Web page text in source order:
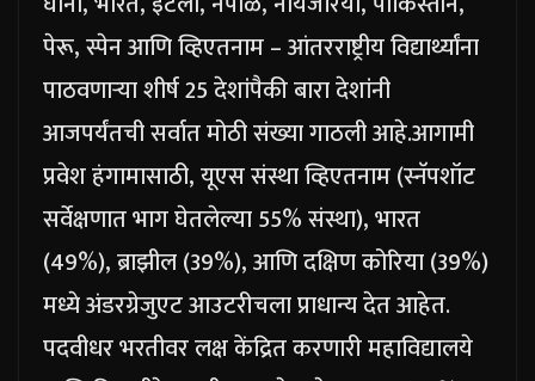
पेरू, स्पेन आणि व्हिएतनाम – आंतरराष्ट्रीय विद्यार्थ्यांना
पाठवणाऱ्या शीर्ष 25 देशांपैकी बारा देशांनी
आजपर्यंतची सर्वात मोठी संख्या गाठली आहे.आगामी
प्रवेश हंगामासाठी, यूएस संस्था व्हिएतनाम (स्नॅपशॉट
सर्वेक्षणात भाग घेतलेल्या 55% संस्था), भारत
(49%), ब्राझील (39%), आणि दक्षिण कोरिया (39%)
मध्ये अंडरग्रेजुएट आउटरीचला ​​प्राधान्य देत आहेत.
पदवीधर भरतीवर लक्ष केंद्रित करणारी महाविद्यालये